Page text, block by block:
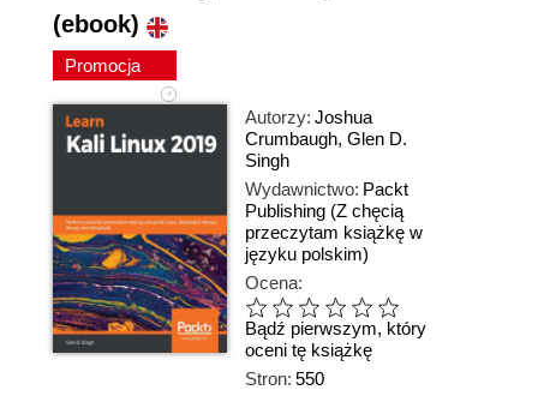
(ebook)
Promocja
Autorzy: Joshua
Crumbaugh, Glen D.
Singh
Wydawnictwo: Packt
Publishing (Z chęcią
przeczytam książkę w
języku polskim)
Ocena:
Bądź pierwszym, który
oceni tę książkę
Stron: 550